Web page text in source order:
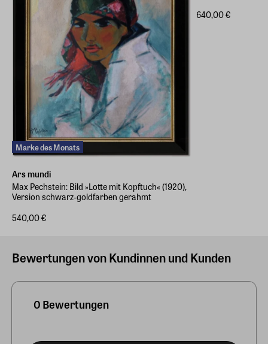
Marke des Monats
Ars mundi
Max Pechstein: Bild »Lotte mit Kopftuch« (1920),
Version schwarz-goldfarben gerahmt
540,00 €
640,00 €
Bewertungen von Kundinnen und Kunden
0 Bewertungen